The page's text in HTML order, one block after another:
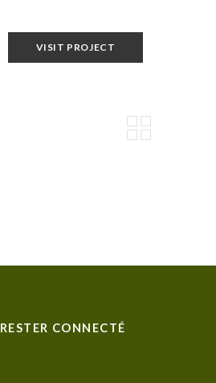
VISIT PROJECT
RESTER CONNECTÉ